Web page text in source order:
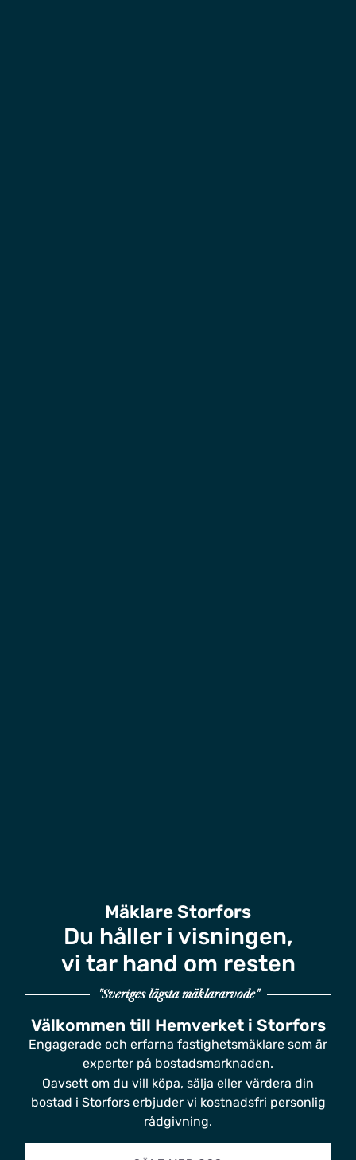
Mäklare Storfors
Du håller i visningen,
vi tar hand om resten
"Sveriges lägsta mäklararvode"
Välkommen till Hemverket i Storfors
Engagerade och erfarna fastighetsmäklare som är
experter på bostadsmarknaden.
Oavsett om du vill köpa, sälja eller värdera din
bostad i Storfors erbjuder vi kostnadsfri personlig
rådgivning.